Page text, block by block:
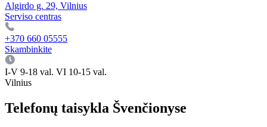
Algirdo g. 29, Vilnius
Serviso centras
+370 660 05555
Skambinkite
I-V 9-18 val. VI 10-15 val.
Vilnius
Telefonų taisykla Švenčionyse